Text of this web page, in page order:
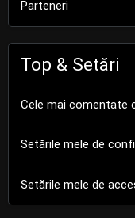
Parteneri
Top & Setări
Cele mai comentate
Setările mele de
Setările mele de